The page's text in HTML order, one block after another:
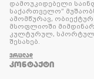
დამოუკიდებელი
საქართველო”
ამომწურავ,
მსოფლიოში
კულტურულ, სპორტულ
შესახებ.
ᲕᲠᲪᲚᲐᲓ
ᲙᲝᲜᲢᲐᲥᲢᲘ